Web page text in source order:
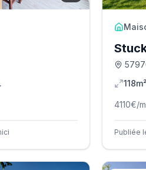
118m²
4110€/
Publiée